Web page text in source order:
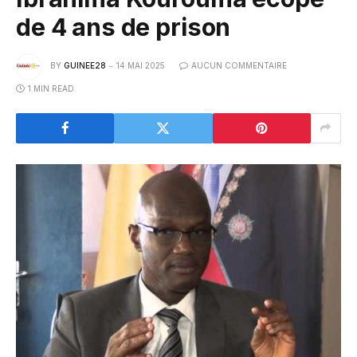
de 4 ans de prison
BY GUINEE28 14 MAI 2025 AUCUN COMMENTAIRE
1 MIN READ